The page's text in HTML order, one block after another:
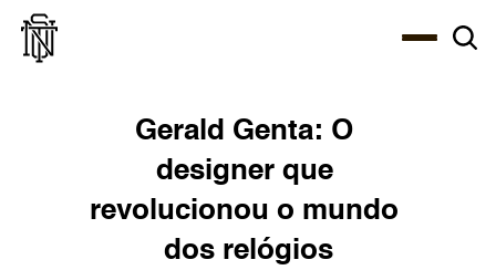
Gerald Genta: O
designer que
revolucionou o mundo
dos relógios